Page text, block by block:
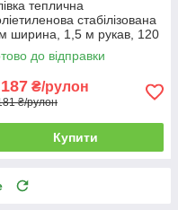
теплична
стабілізована
ширина, 1,5 м рукав, 120
товщина
до відправки
₴/рулон
₴/рулон
Купити